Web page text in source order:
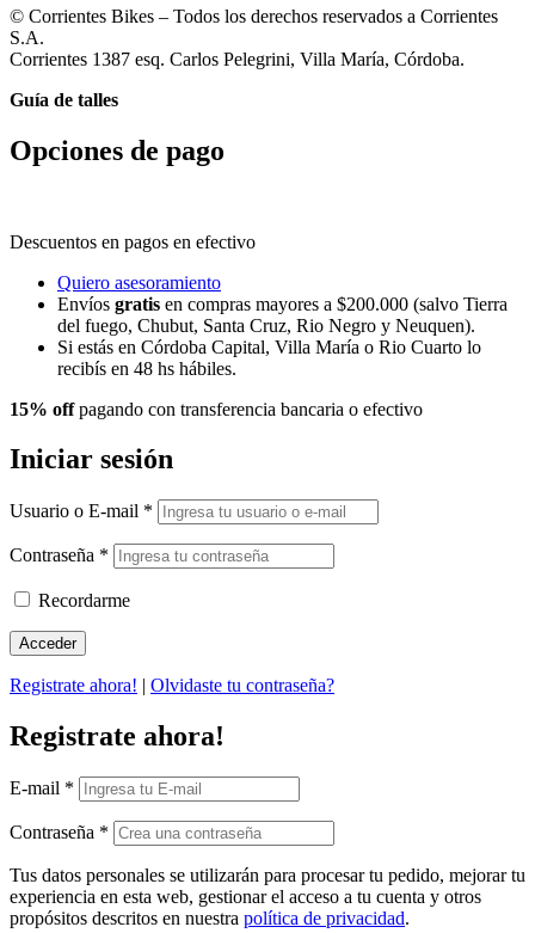
© Corrientes Bikes – Todos los derechos reservados a Corrientes
S.A.
Corrientes 1387 esq. Carlos Pelegrini, Villa María, Córdoba.
Guía de talles
Opciones de pago
Descuentos en pagos en efectivo
Quiero asesoramiento
Envíos gratis en compras mayores a $200.000 (salvo Tierra
del fuego, Chubut, Santa Cruz, Rio Negro y Neuquen).
Si estás en Córdoba Capital, Villa María o Rio Cuarto lo
recibís en 48 hs hábiles.
15% offpagando con transferencia bancaria o efectivo
Iniciar sesión
Usuario o E-mail *
Contraseña *
Recordarme
Registrate ahora! | Olvidaste tu contraseña?
Registrate ahora!
E-mail *
Contraseña *
Tus datos personales se utilizarán para procesar tu pedido, mejorar tu
experiencia en esta web, gestionar el acceso a tu cuenta y otros
propósitos descritos en nuestra política de privacidad.